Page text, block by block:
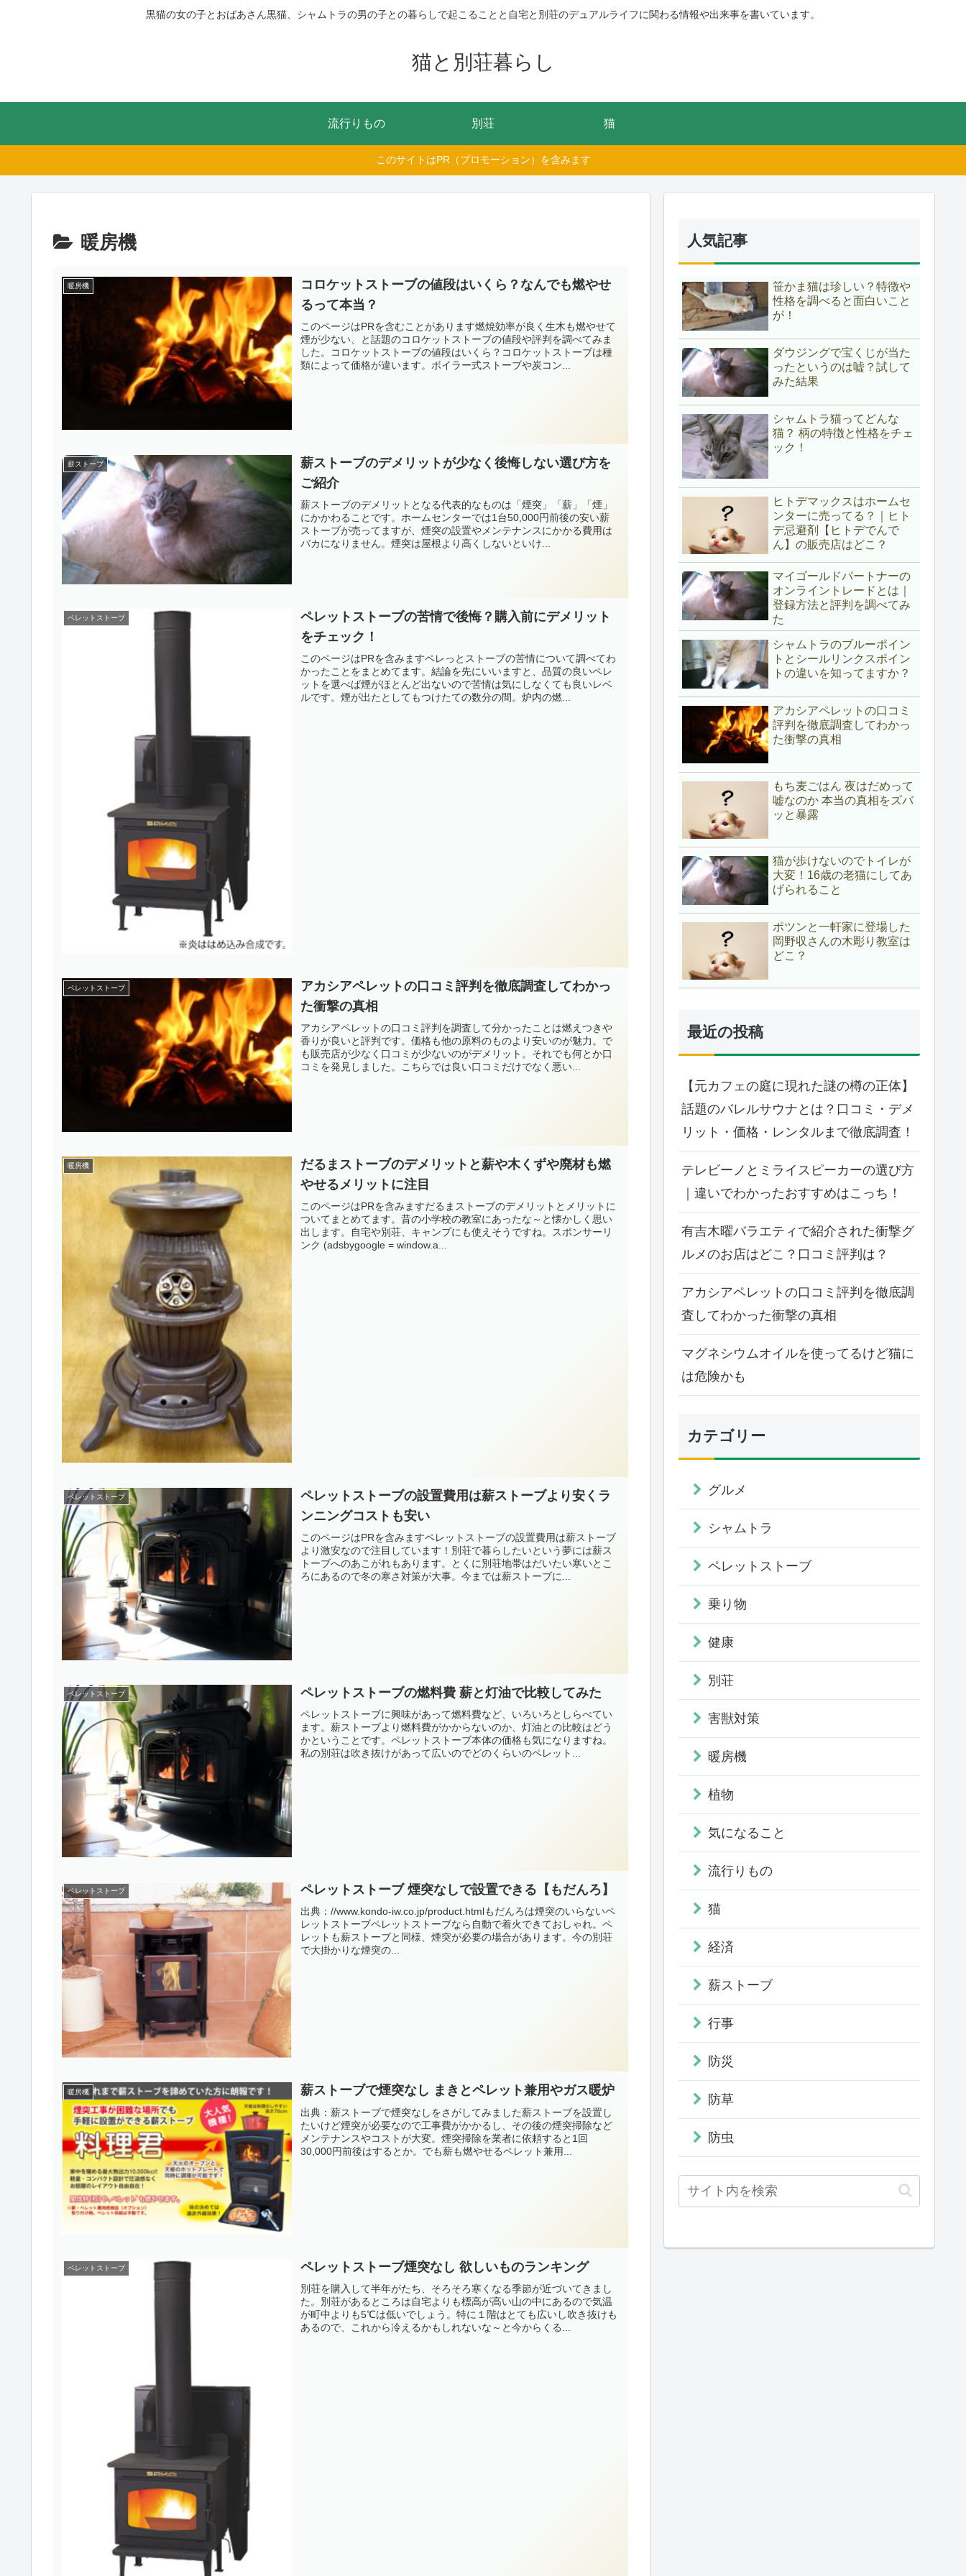
黒猫の女の子とおばあさん黒猫、シャムトラの男の子との暮らしで起こることと自宅と別荘のデュアルライフに関わる情報や出来事を書いています。
猫と別荘暮らし
流行りもの 別荘 猫
このサイトはPR（プロモーション）を含みます
暖房機
暖房機
コロケットストーブの値段はいくら？なんでも燃やせ
るって本当？
このページはPRを含むことがあります燃焼効率が良く生木も燃やせて
煙が少ない、と話題のコロケットストーブの値段や評判を調べてみま
した。コロケットストーブの値段はいくら？コロケットストーブは種
類によって価格が違います。ボイラー式ストーブや炭コン...
薪ストーブ
薪ストーブのデメリットが少なく後悔しない選び方を
ご紹介
薪ストーブのデメリットとなる代表的なものは「煙突」「薪」「煙」
にかかわることです。ホームセンターでは1台50,000円前後の安い薪
ストーブが売ってますが、煙突の設置やメンテナンスにかかる費用は
バカになりません。煙突は屋根より高くしないといけ...
ペレットストーブ
ペレットストーブの苦情で後悔？購入前にデメリット
をチェック！
このページはPRを含みますペレっとストーブの苦情について調べてわ
かったことをまとめてます。結論を先にいいますと、品質の良いペレ
ットを選べば煙がほとんど出ないので苦情は気にしなくても良いレベ
ルです。煙が出たとしてもつけたての数分の間。炉内の燃...
ペレットストーブ
アカシアペレットの口コミ評判を徹底調査してわかっ
た衝撃の真相
アカシアペレットの口コミ評判を調査して分かったことは燃えつきや
香りが良いと評判です。価格も他の原料のものより安いのが魅力。で
も販売店が少なく口コミが少ないのがデメリット。それでも何とか口
コミを発見しました。こちらでは良い口コミだけでなく悪い...
暖房機
だるまストーブのデメリットと薪や木くずや廃材も燃
やせるメリットに注目
このページはPRを含みますだるまストーブのデメリットとメリットに
ついてまとめてます。昔の小学校の教室にあったな～と懐かしく思い
出します。自宅や別荘、キャンプにも使えそうですね。スポンサーリ
ンク (adsbygoogle = window.a...
ペレットストーブ
ペレットストーブの設置費用は薪ストーブより安くラ
ンニングコストも安い
このページはPRを含みますペレットストーブの設置費用は薪ストーブ
より激安なので注目しています！別荘で暮らしたいという夢には薪ス
トーブへのあこがれもあります。とくに別荘地帯はだいたい寒いとこ
ろにあるので冬の寒さ対策が大事。今までは薪ストーブに...
ペレットストーブ ペレットストーブの燃料費 薪と灯油で比較してみた
ペレットストーブに興味があって燃料費など、いろいろとしらべてい
ます。薪ストーブより燃料費がかからないのか、灯油との比較はどう
かということです。ペレットストーブ本体の価格も気になりますね。
私の別荘は吹き抜けがあって広いのでどのくらいのペレット...
ペレットストーブ ペレットストーブ 煙突なしで設置できる【もだんろ】
出典：//www.kondo-iw.co.jp/product.htmlもだんろは煙突のいらないペ
レットストーブペレットストーブなら自動で着火できておしゃれ。ペ
レットも薪ストーブと同様、煙突が必要の場合があります。今の別荘
で大掛かりな煙突の...
暖房機 薪ストーブで煙突なし まきとペレット兼用やガス暖炉
出典：薪ストーブで煙突なしをさがしてみました薪ストーブを設置し
たいけど煙突が必要なので工事費がかかるし、その後の煙突掃除など
メンテナンスやコストが大変。煙突掃除を業者に依頼すると1回
30,000円前後はするとか。でも薪も燃やせるペレット兼用...
ペレットストーブ ペレットストーブ煙突なし 欲しいものランキング
別荘を購入して半年がたち、そろそろ寒くなる季節が近づいてきまし
た。別荘があるところは自宅よりも標高が高い山の中にあるので気温
が町中よりも5℃は低いでしょう。特に１階はとても広いし吹き抜けも
あるので、これから冷えるかもしれないな～と今からくる...
人気記事
笹かま猫は珍しい？特徴や
性格を調べると面白いこと
が！
ダウジングで宝くじが当た
ったというのは嘘？試して
みた結果
シャムトラ猫ってどんな
猫？ 柄の特徴と性格をチェ
ック！
ヒトデマックスはホームセ
ンターに売ってる？｜ヒト
デ忌避剤【ヒトデでんで
ん】の販売店はどこ？
マイゴールドパートナーの
オンライントレードとは｜
登録方法と評判を調べてみ
た
シャムトラのブルーポイン
トとシールリンクスポイン
トの違いを知ってますか？
アカシアペレットの口コミ
評判を徹底調査してわかっ
た衝撃の真相
もち麦ごはん 夜はだめって
嘘なのか 本当の真相をズバ
ッと暴露
猫が歩けないのでトイレが
大変！16歳の老猫にしてあ
げられること
ポツンと一軒家に登場した
岡野収さんの木彫り教室は
どこ？
最近の投稿
【元カフェの庭に現れた謎の樽の正体】
話題のバレルサウナとは？口コミ・デメ
リット・価格・レンタルまで徹底調査！
テレビーノとミライスピーカーの選び方
｜違いでわかったおすすめはこっち！
有吉木曜バラエティで紹介された衝撃グ
ルメのお店はどこ？口コミ評判は？
アカシアペレットの口コミ評判を徹底調
査してわかった衝撃の真相
マグネシウムオイルを使ってるけど猫に
は危険かも
カテゴリー
グルメ
シャムトラ
ペレットストーブ
乗り物
健康
別荘
害獣対策
暖房機
植物
気になること
流行りもの
猫
経済
薪ストーブ
行事
防災
防草
防虫